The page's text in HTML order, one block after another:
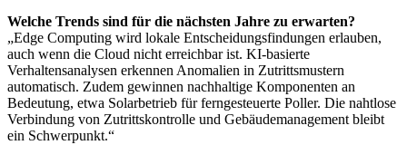
Welche Trends sind für die nächsten Jahre zu erwarten?
„Edge Computing wird lokale Entscheidungsfindungen erlauben,
auch wenn die Cloud nicht erreichbar ist. KI-basierte
Verhaltensanalysen erkennen Anomalien in Zutrittsmustern
automatisch. Zudem gewinnen nachhaltige Komponenten an
Bedeutung, etwa Solarbetrieb für ferngesteuerte Poller. Die nahtlose
Verbindung von Zutrittskontrolle und Gebäude­management bleibt
ein Schwerpunkt.“